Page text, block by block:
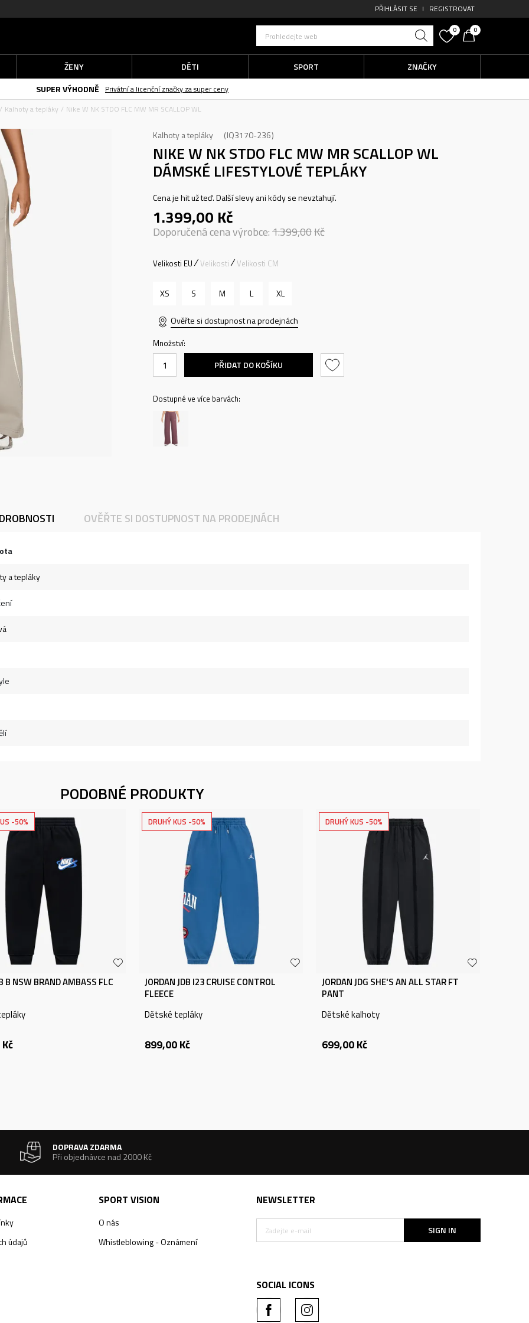
PŘIHLÁSIT SE REGISTROVAT
Prohledejte web
0 0
ŽENY DĚTI SPORT
ZNAČKY
SUPER VÝHODNĚ Privátní a licenční značky za super ceny
Kalhoty a tepláky
Nike W NK STDO FLC MW MR SCALLOP WL
Kalhoty a tepláky IQ3170-236
NIKE W NK STDO FLC MW MR SCALLOP WL
DÁMSKÉ LIFESTYLOVÉ TEPLÁKY
Cena je hit už teď. Další slevy ani kódy se nevztahují.
1.399,00 Kč
Doporučená cena výrobce:1.399,00Kč
Velikosti EU Velikosti Velikosti CM
XS S M L XL
Ověřte si dostupnost na prodejnách
Množství:
PŘIDAT DO KOŠÍKU
Dostupné ve více barvách:
OVĚŘTE SI DOSTUPNOST NA PRODEJNÁCH
a tepláky
PODOBNÉ PRODUKTY
-50%
B NSW BRAND AMBASS FLC
Kč
DRUHÝ KUS -50%
JORDAN JDB I23 CRUISE CONTROL
FLEECE
Dětské tepláky
899,00Kč
DRUHÝ KUS -50%
JORDAN JDG SHE'S AN ALL STAR FT
PANT
Dětské kalhoty
699,00Kč
DOPRAVA ZDARMA
Při objednávce nad 2000 Kč
údajů
SPORT VISION
O nás
Whistleblowing - Oznámení
NEWSLETTER
SIGN IN
SOCIAL ICONS